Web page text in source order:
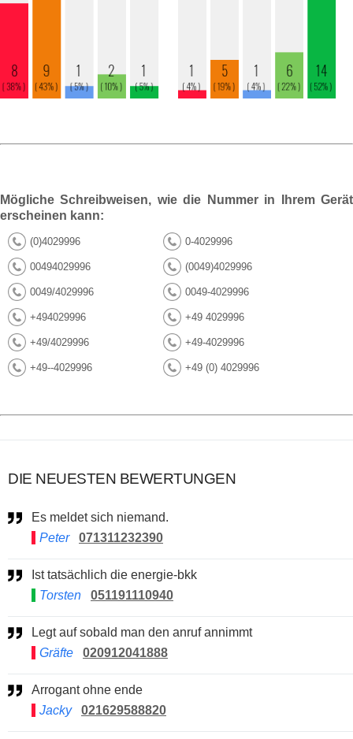
Mögliche Schreibweisen, wie die Nummer in Ihrem Gerät
erscheinen kann:
(0)4029996 0-4029996
00494029996 (0049)4029996
0049/4029996 0049-4029996
+494029996 +49 4029996
+49/4029996 +49-4029996
+49--4029996 +49 (0) 4029996
DIE NEUESTEN BEWERTUNGEN
Es meldet sich niemand.
Peter
071311232390
Ist tatsächlich die energie-bkk
Torsten
051191110940
Legt auf sobald man den anruf annimmt
Gräfte
020912041888
Arrogant ohne ende
Jacky
021629588820